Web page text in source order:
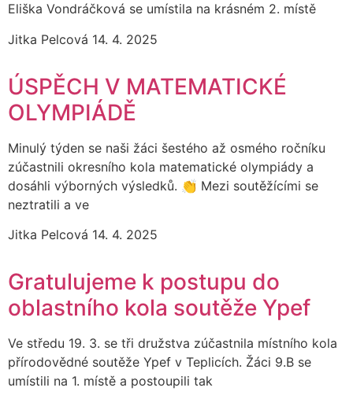
Eliška Vondráčková se umístila na krásném 2. místě
Jitka Pelcová 14. 4. 2025
ÚSPĚCH V MATEMATICKÉ
OLYMPIÁDĚ
Minulý týden se naši žáci šestého až osmého ročníku
zúčastnili okresního kola matematické olympiády a
dosáhli výborných výsledků. 👏 Mezi soutěžícími se
neztratili a ve
Jitka Pelcová 14. 4. 2025
Gratulujeme k postupu do
oblastního kola soutěže Ypef
Ve středu 19. 3. se tři družstva zúčastnila místního kola
přírodovědné soutěže Ypef v Teplicích. Žáci 9.B se
umístili na 1. místě a postoupili tak